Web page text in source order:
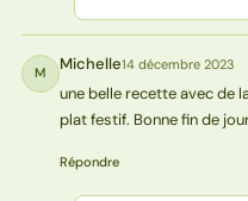
M Michelle14 décembre 2023
une belle recette avec de
plat festif. Bonne fin de
Répondre